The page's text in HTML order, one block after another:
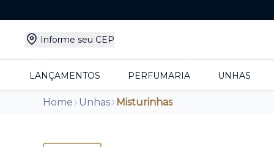
Informe seu CEP
LANÇAMENTOS PERFUMARIA UNHAS
Home Unhas Misturinhas